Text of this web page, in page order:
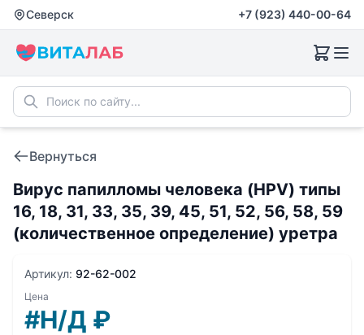
Северск +7 (923) 440-00-64
Вернуться
Вирус папилломы человека (HPV) типы
16, 18, 31, 33, 35, 39, 45, 51, 52, 56, 58, 59
(количественное определение) уретра
Артикул: 92-62-002
Цена
#Н/Д ₽